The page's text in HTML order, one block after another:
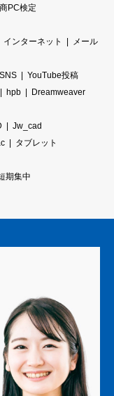
PC検定
インターネット
メール
SNS
YouTube投稿
hpb
Dreamweaver
Jw_cad
タブレット
期集中